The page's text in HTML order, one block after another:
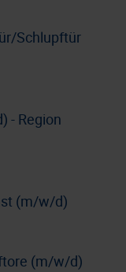
Schlupftür
- Region
(m/w/d)
(m/w/d)